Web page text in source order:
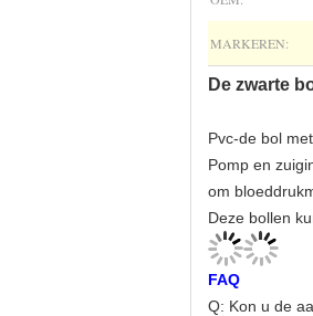
MARKEREN:
De zwarte
Pvc-de bol
Pomp en
om
Deze bollen
FAQ
Q: Kon u de